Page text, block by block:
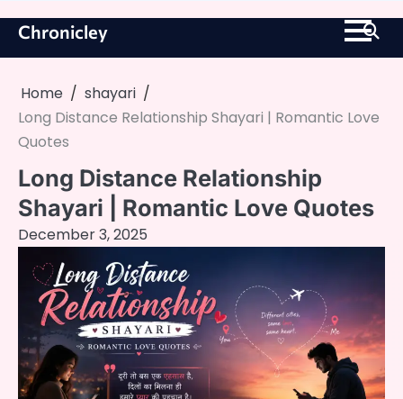
Skip
to
Chronicley
Home
shayari
Long Distance Relationship Shayari | Romantic Love
Quotes
Long Distance Relationship
Shayari | Romantic Love Quotes
December 3, 2025